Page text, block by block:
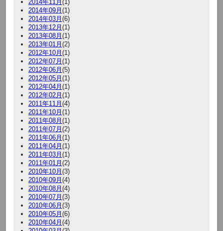
2014年11月(1)
2014年09月(1)
2014年03月(6)
2013年12月(1)
2013年08月(1)
2013年01月(2)
2012年10月(1)
2012年07月(1)
2012年06月(5)
2012年05月(1)
2012年04月(1)
2012年02月(1)
2011年11月(4)
2011年10月(1)
2011年08月(1)
2011年07月(2)
2011年06月(1)
2011年04月(1)
2011年03月(1)
2011年01月(2)
2010年10月(3)
2010年09月(4)
2010年08月(4)
2010年07月(3)
2010年06月(3)
2010年05月(6)
2010年04月(4)